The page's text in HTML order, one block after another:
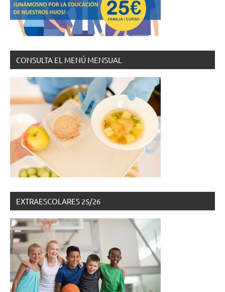
CONSULTA EL MENÚ MENSUAL
EXTRAESCOLARES 25/26